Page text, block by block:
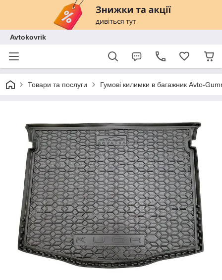
Avtokovrik
Товари та послуги Гумові килимки в багажник Avto-